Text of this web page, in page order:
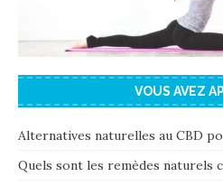
VOUS AVEZ
Alternatives naturelles au CBD
Quels sont les remèdes naturels